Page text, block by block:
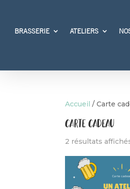
BRASSERIE ATELIERS
Accueil / Carte
Carte cadeau
2 résultats